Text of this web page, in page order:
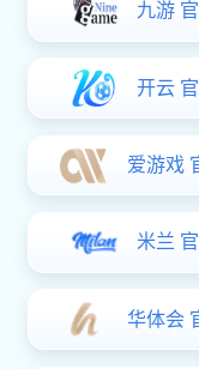
您的位置： 辉达娱乐